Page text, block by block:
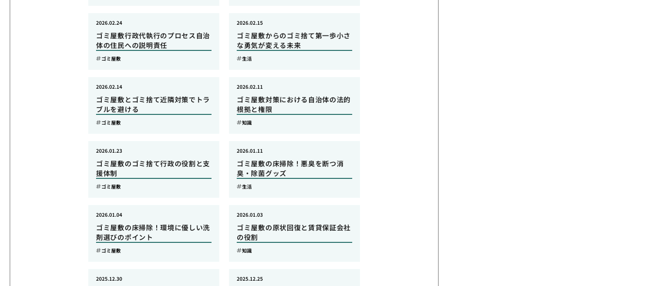
ゴミ屋敷行政代執行のプロセス自治
体の住民への説明責任
2026.02.24
ゴミ屋敷
ゴミ屋敷からのゴミ捨て第一歩小さ
な勇気が変える未来
2026.02.15
生活
ゴミ屋敷とゴミ捨て近隣対策でトラ
ブルを避ける
2026.02.14
ゴミ屋敷
ゴミ屋敷対策における自治体の法的
根拠と権限
2026.02.11
知識
ゴミ屋敷のゴミ捨て行政の役割と支
援体制
2026.01.23
ゴミ屋敷
ゴミ屋敷の床掃除！悪臭を断つ消
臭・除菌グッズ
2026.01.11
生活
ゴミ屋敷の床掃除！環境に優しい洗
剤選びのポイント
2026.01.04
ゴミ屋敷
ゴミ屋敷の原状回復と賃貸保証会社
の役割
2026.01.03
知識
2025.12.30 2025.12.25